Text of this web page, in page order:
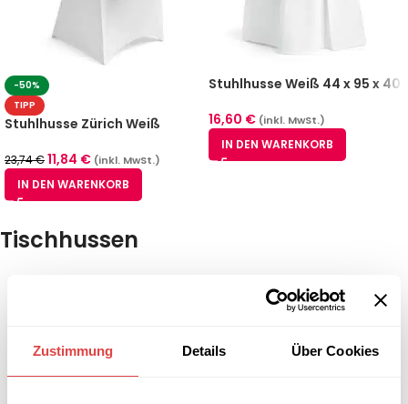
Zustimmung Details Über Cookies
-50%
TIPP
Stuhlhusse Zürich Weiß
23,74€11,84 € (inkl. MwSt.)
IN DEN WARENKORB
Stuhlhusse Weiß 44 x 95 x 40
16,60 € (inkl. MwSt.)
IN DEN WARENKORB
Tischhussen